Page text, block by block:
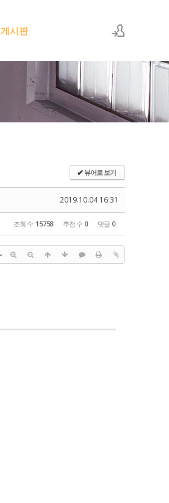
회원가입
게시판
✔뷰어로 보기
2019.10.04 16:31
조회 수 15758 추천 수 0 댓글 0